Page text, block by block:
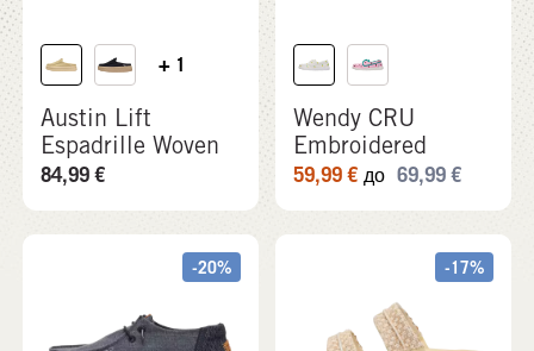
+ 1
Austin Lift
Espadrille Woven
84,99€
Wendy CRU
Embroidered
59,99€ до 69,99€
-20% -17%